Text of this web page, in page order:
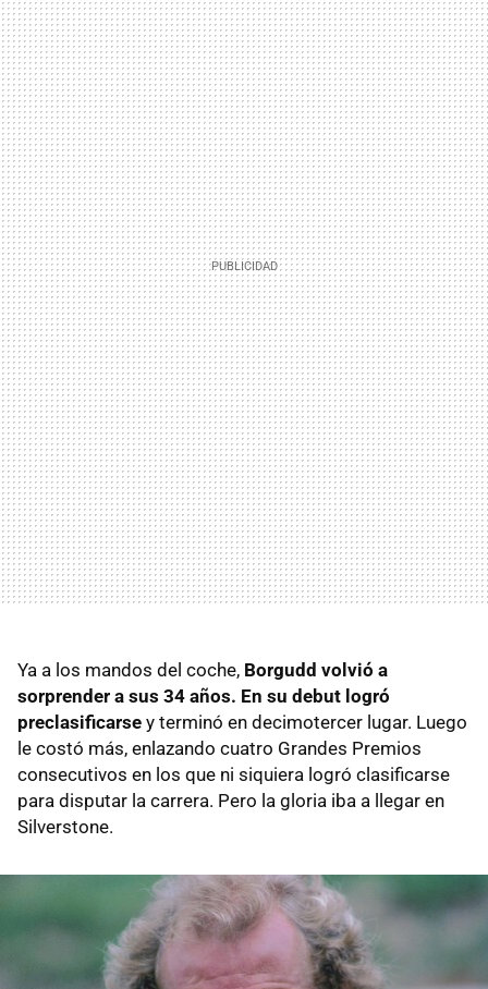
Ya a los mandos del coche, Borgudd volvió a
sorprender a sus 34 años. En su debut logró
preclasificarse y terminó en decimotercer lugar. Luego
le costó más, enlazando cuatro Grandes Premios
consecutivos en los que ni siquiera logró clasificarse
para disputar la carrera. Pero la gloria iba a llegar en
Silverstone.